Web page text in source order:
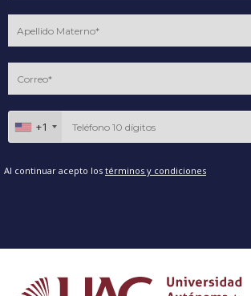
+1
Al continuar acepto los términos y condiciones